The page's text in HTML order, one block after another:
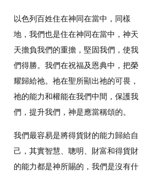
以色列百姓住在神同在當中，同樣
地，我們也是住在神同在當中，神天
天擔負我們的重擔，堅固我們，使我
們得勝。我們在祝福及恩典中，把榮
耀歸給祂。祂在聖所顯出祂的可畏，
祂的能力和權能在我們中間，保護我
們，提升我們，神是應當稱頌的。
我們最容易是將得貨財的能力歸給自
己，其實智慧、聰明、財富和得貨財
的能力都是神所賜的，我們是沒有什